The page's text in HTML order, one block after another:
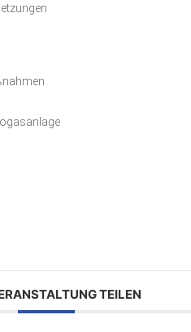
TEILEN